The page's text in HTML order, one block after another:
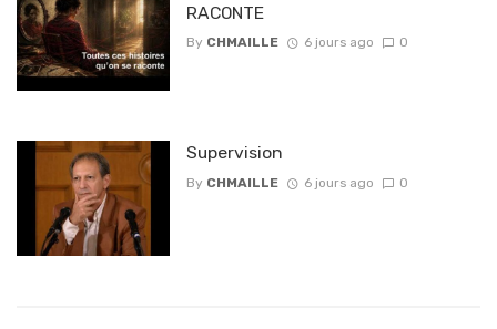
RACONTE
By CHMAILLE 6 jours ago 0
Supervision
By CHMAILLE 6 jours ago 0